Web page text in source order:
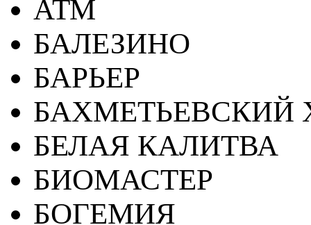
АТМ
БАЛЕЗИНО
БАРЬЕР
БАХМЕТЬЕВСКИЙ
БЕЛАЯ КАЛИТВА
БИОМАСТЕР
БОГЕМИЯ